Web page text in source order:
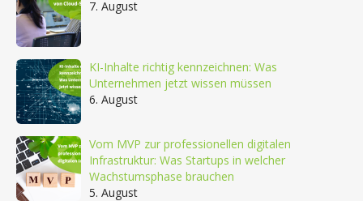
7. August
KI-Inhalte richtig kennzeichnen: Was
Unternehmen jetzt wissen müssen
6. August
Vom MVP zur professionellen digitalen
Infrastruktur: Was Startups in welcher
Wachstumsphase brauchen
5. August